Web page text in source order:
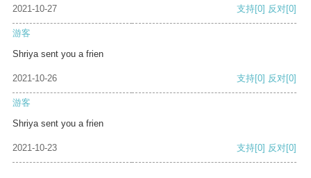
2021-10-27 支持[0] 反对[0]
游客
Shriya sent you a frien
2021-10-26 支持[0] 反对[0]
游客
Shriya sent you a frien
2021-10-23 支持[0] 反对[0]